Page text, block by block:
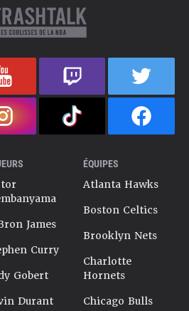
James
Curry
Gobert
Durant
ÉQUIPES
Atlanta Hawks
Boston Celtics
Brooklyn Nets
Charlotte
Hornets
Chicago Bulls